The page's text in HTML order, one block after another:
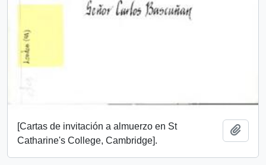
[Cartas de invitación a almuerzo en St
Catharine's College, Cambridge].